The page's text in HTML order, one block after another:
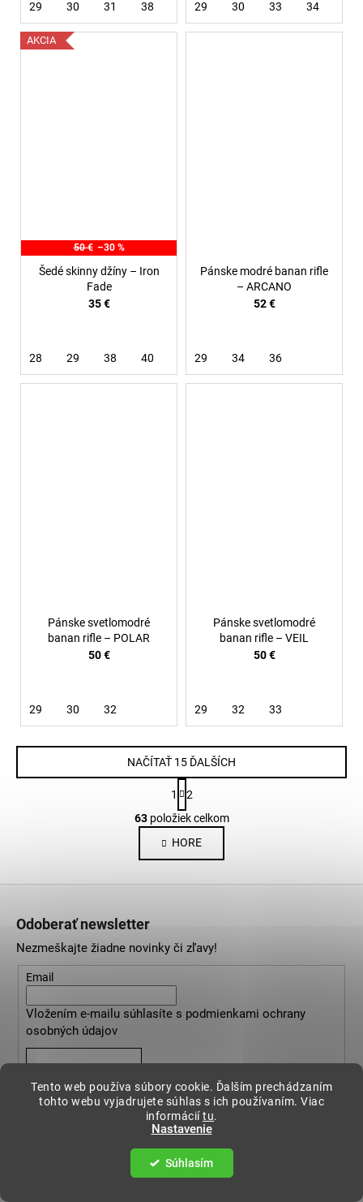
Tento web používa súbory cookie. Ďalším prechádzaním
tohto webu vyjadrujete súhlas s ich používaním. Viac
informáciítu.
Nastavenie
Súhlasím
29 30 31 38 29 30 33 34
AKCIA
50 € –30 %
Šedé skinny džíny – Iron
Fade
35 €
28 29 38 40
Pánske modré banan rifle
– ARCANO
52 €
29 34 36
Pánske svetlomodré
banan rifle – POLAR
50 €
29 30 32
Pánske svetlomodré
banan rifle – VEIL
50 €
29 32 33
O
v
l
á
d
e
p
v
k
v
p
i
s
u
NAČÍTAŤ 15 ĎALŠÍCH
S
t
r
á
n
k
i
e
1
2
63položiek celkom
HORE
Odoberať newsletter
Nezmeškajte žiadne novinky či zľavy!
Email
Vložením e-mailu súhlasíte s podmienkami ochrany
osobných údajov
Informácie pre vás